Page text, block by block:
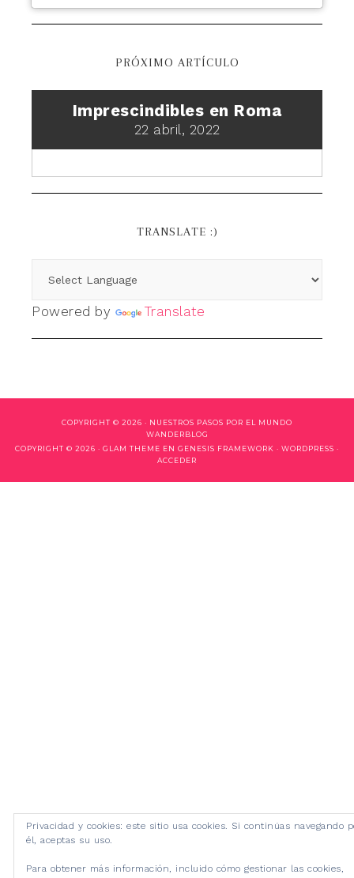
PRÓXIMO ARTÍCULO
Imprescindibles en Roma
22 abril, 2022
TRANSLATE :)
Powered by Translate
COPYRIGHT © 2026 · NUESTROS PASOS POR EL MUNDO
WANDERBLOG
COPYRIGHT © 2026 · GLAM THEME EN GENESIS FRAMEWORK · WORDPRESS ·
ACCEDER
Privacidad y cookies: este sitio usa cookies. Si continúas navegando
él, aceptas su uso.
Para obtener más información, incluido cómo gestionar las cookies,